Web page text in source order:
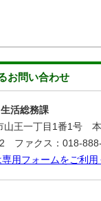
お問い合わせ
活総務課
王一丁目1番1号
ファクス：018-
用フォームをご利用